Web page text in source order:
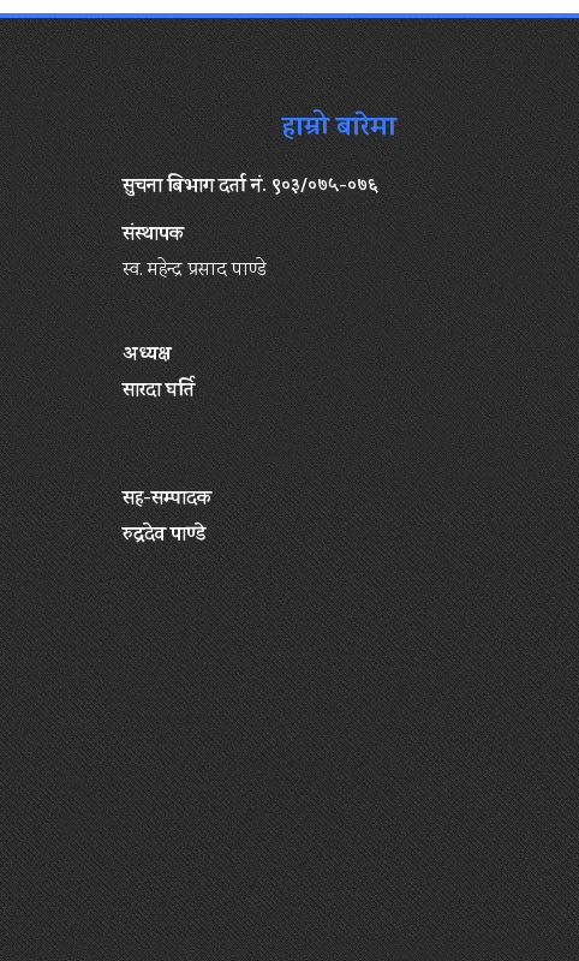
हाम्रो बारेमा
सुचना बिभाग दर्ता नं. ९०३/०७५-०७६
संस्थापक
स्व. महेन्द्र प्रसाद पाण्डे
अध्यक्ष
सारदा घर्ति
सह-सम्पादक
रुद्रदेव पाण्डे